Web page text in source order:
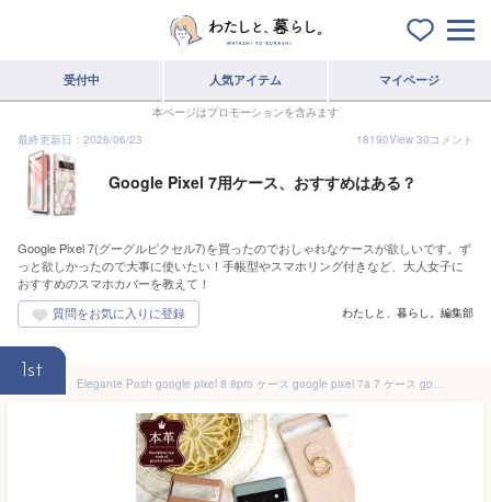
受付中 人気アイテム マイページ
本ページはプロモーションを含みます
最終更新日：2026/06/23
18190View 30コメント
Google Pixel 7用ケース、おすすめはある？
Google Pixel 7(グーグルピクセル7)を買ったのでおしゃれなケースが欲しいです。ず
っと欲しかったので大事に使いたい！手帳型やスマホリング付きなど、大人女子に
おすすめのスマホカバーを教えて！
わたしと、暮らし。編集部
1st
Elegante Posh google pixel 8 8pro ケース google pixel 7a 7 ケース google pixel 6a 6 pro ハードケース グーグルピクセル8 8pro 7a 7 6a 6 pro カバー スマホケース 本革 くすみカラー スマホリング スタンド機能 携帯ケース